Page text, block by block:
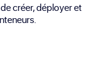
créer, déployer et